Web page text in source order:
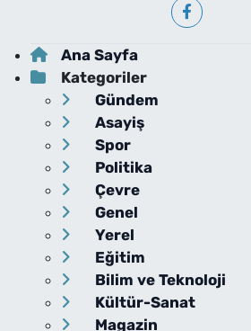
Ana Sayfa
Kategoriler
Gündem
Asayiş
Spor
Politika
Çevre
Genel
Yerel
Eğitim
Bilim ve Teknoloji
Kültür-Sanat
Magazin